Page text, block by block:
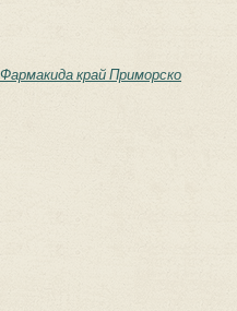
край Приморско